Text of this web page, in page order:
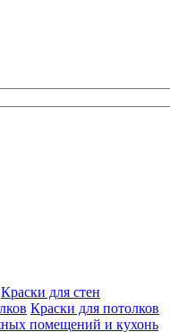
Краски для стен
Краски для потолков